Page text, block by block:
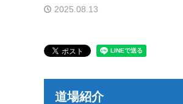
2025.08.13
道場紹介